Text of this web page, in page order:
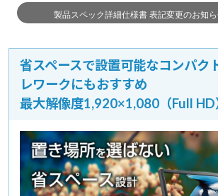
省スペースで設置可能なコンパク
レワークにもおすすめ
最大解像度1,920×1,080（Full HD